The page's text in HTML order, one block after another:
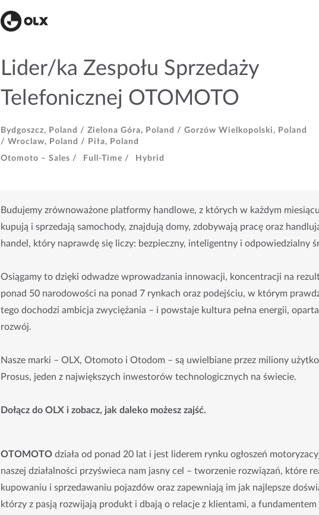
Lider/ka Zespołu Sprzedaży
Telefonicznej OTOMOTO
Bydgoszcz, Poland / Zielona Góra, Poland / Gorzów Wielkopolski, Poland
/ Wroclaw, Poland /
Piła, Poland
Otomoto – Sales /
Full-Time / Hybrid
Budujemy zrównoważone platformy handlowe, z których w każdym
kupują i sprzedają samochody, znajdują domy, zdobywają pracę oraz
handel, który naprawdę się liczy: bezpieczny, inteligentny i odpowiedzialny
Osiągamy to dzięki odwadze wprowadzania innowacji, koncentracji na
ponad 50 narodowości na ponad 7 rynkach oraz podejściu, w którym
tego dochodzi ambicja zwyciężania – i powstaje kultura pełna energii,
rozwój.
Nasze marki – OLX, Otomoto i Otodom – są uwielbiane przez miliony
Prosus, jeden z największych inwestorów technologicznych na świecie.
Dołącz do OLX i zobacz, jak daleko możesz zajść.
OTOMOTO działa od ponad 20 lat i jest liderem rynku ogłoszeń
naszej działalności przyświeca nam jasny cel – tworzenie rozwiązań, które
kupowaniu i sprzedawaniu pojazdów oraz zapewniają im jak najlepsze
którzy z pasją rozwijają produkt i dbają o relacje z klientami, a